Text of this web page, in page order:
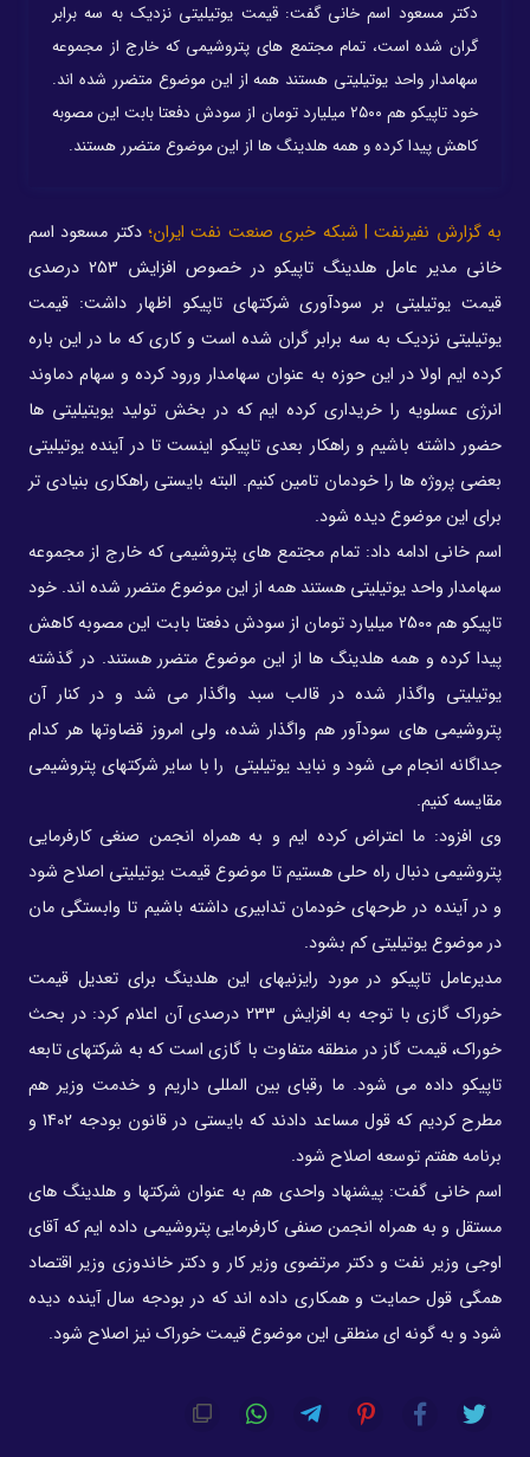
دکتر مسعود اسم خانی گفت: قیمت یوتیلیتی نزدیک به سه برابر
گران شده است، تمام مجتمع های پتروشیمی که خارج از مجموعه
سهامدار واحد یوتیلیتی هستند همه از این موضوع متضرر شده اند.
خود تاپیکو هم ۲۵۰۰ میلیارد تومان از سودش دفعتا بابت این مصوبه
کاهش پیدا کرده و همه هلدینگ ها از این موضوع متضرر هستند.
به گزارش نفیرنفت | شبکه خبری صنعت نفت ایران؛دکتر مسعود اسم
خانی مدیر عامل هلدینگ تاپیکو در خصوص افزایش 253 درصدی
قیمت یوتیلیتی بر سودآوری شرکتهای تاپیکو اظهار داشت: قیمت
یوتیلیتی نزدیک به سه برابر گران شده است و کاری که ما در این باره
کرده ایم اولا در این حوزه به عنوان سهامدار ورود کرده و سهام دماوند
انرژی عسلویه را خریداری کرده ایم که در بخش تولید یویتیلیتی ها
حضور داشته باشیم و راهکار بعدی تاپیکو اینست تا در آینده یوتیلیتی
بعضی پروژه ها را خودمان تامین کنیم. البته بایستی راهکاری بنیادی تر
برای این موضوع دیده شود.
اسم خانی ادامه داد: تمام مجتمع های پتروشیمی که خارج از مجموعه
سهامدار واحد یوتیلیتی هستند همه از این موضوع متضرر شده اند. خود
تاپیکو هم 2500 میلیارد تومان از سودش دفعتا بابت این مصوبه کاهش
پیدا کرده و همه هلدینگ ها از این موضوع متضرر هستند. در گذشته
یوتیلیتی واگذار شده در قالب سبد واگذار می شد و در کنار آن
پتروشیمی های سودآور هم واگذار شده، ولی امروز قضاوتها هر کدام
جداگانه انجام می شود و نباید یوتیلیتی را با سایر شرکتهای پتروشیمی
مقایسه کنیم.
وی افزود: ما اعتراض کرده ایم و به همراه انجمن صنغی کارفرمایی
پتروشیمی دنبال راه حلی هستیم تا موضوع قیمت یوتیلیتی اصلاح شود
و در آینده در طرحهای خودمان تدابیری داشته باشیم تا وابستگی مان
در موضوع یوتیلیتی کم بشود.
مدیرعامل تاپیکو در مورد رایزنیهای این هلدینگ برای تعدیل قیمت
خوراک گازی با توجه به افزایش 233 درصدی آن اعلام کرد: در بحث
خوراک، قیمت گاز در منطقه متفاوت با گازی است که به شرکتهای تابعه
تاپیکو داده می شود. ما رقبای بین المللی داریم و خدمت وزیر هم
مطرح کردیم که قول مساعد دادند که بایستی در قانون بودجه 1402 و
برنامه هفتم توسعه اصلاح شود.
اسم خانی گفت: پیشنهاد واحدی هم به عنوان شرکتها و هلدینگ های
مستقل و به همراه انجمن صنفی کارفرمایی پتروشیمی داده ایم که آقای
اوجی وزیر نفت و دکتر مرتضوی وزیر کار و دکتر خاندوزی وزیر اقتصاد
همگی قول حمایت و همکاری داده اند که در بودجه سال آینده دیده
شود و به گونه ای منطقی این موضوع قیمت خوراک نیز اصلاح شود.